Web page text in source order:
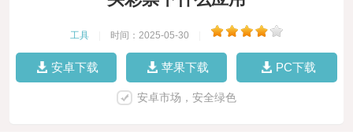
工具 时间：2025-05-30
安卓下载 苹果下载 PC下载
安卓市场，安全绿色